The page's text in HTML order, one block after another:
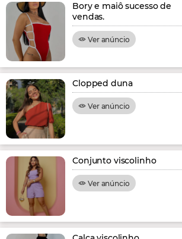
Bory e maiô sucesso de
vendas.
Ver anúncio
Clopped duna
Ver anúncio
Conjunto viscolinho
Ver anúncio